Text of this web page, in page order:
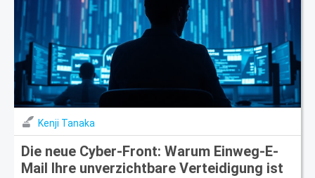
Kenji Tanaka
Die neue Cyber-Front: Warum Einweg-E-
Mail Ihre unverzichtbare Verteidigung ist